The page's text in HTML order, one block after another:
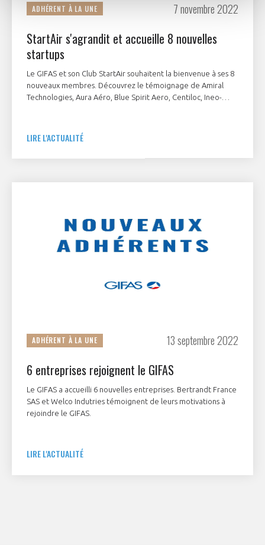
ADHÉRENT À LA UNE 7 novembre 2022
StartAir s'agrandit et accueille 8 nouvelles
startups
Le GIFAS et son Club StartAir souhaitent la bienvenue à ses 8
nouveaux membres. Découvrez le témoignage de Amiral
Technologies, Aura Aéro, Blue Spirit Aero, Centiloc, Ineo-
LIRE L'ACTUALITÉ
ADHÉRENT À LA UNE 13 septembre 2022
6 entreprises rejoignent le GIFAS
Le GIFAS a accueilli 6 nouvelles entreprises. Bertrandt France
SAS et Welco Indutries témoignent de leurs motivations à
rejoindre le GIFAS.
LIRE L'ACTUALITÉ